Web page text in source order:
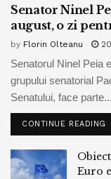
Senator Ninel
august, o zi
by Florin Olteanu
Senatorul Ninel Peia
grupului senatorial
Senatului, face parte...
CONTINUE READING
Euro